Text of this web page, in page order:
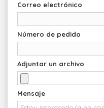
Correo electrónico
Número de pedido
Adjuntar un archivo
Mensaje